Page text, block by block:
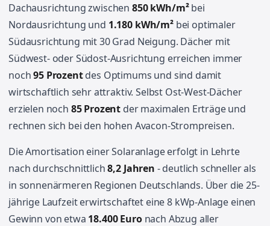
Dachausrichtung zwischen 850 kWh/m²bei
Nordausrichtung und 1.180 kWh/m²bei optimaler
Südausrichtung mit 30 Grad Neigung. Dächer mit
Südwest- oder Südost-Ausrichtung erreichen immer
noch95 Prozentdes Optimums und sind damit
wirtschaftlich sehr attraktiv. Selbst Ost-West-Dächer
erzielen noch 85 Prozent der maximalen Erträge und
rechnen sich bei den hohen Avacon-Strompreisen.
Die Amortisation einer Solaranlage erfolgt in Lehrte
nach durchschnittlich8,2 Jahren - deutlich schneller als
in sonnenärmeren Regionen Deutschlands. Über die 25-
jährige Laufzeit erwirtschaftet eine 8 kWp-Anlage einen
Gewinn von etwa 18.400 Euronach Abzug aller